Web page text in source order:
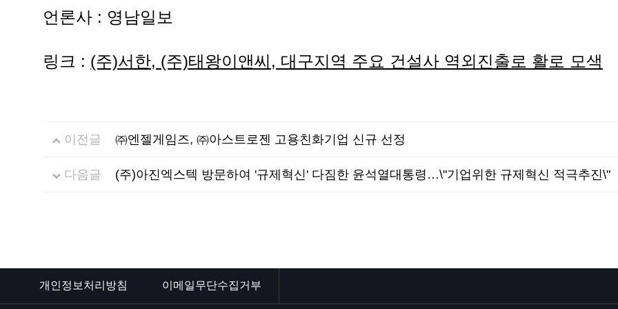
언론사 : 영남일보
링크 : (주)서한, (주)태왕이앤씨, 대구지역 주요 건설사 역외진출로 활로 모색
이전글 ㈜엔젤게임즈, ㈜아스트로젠 고용친화기업 신규 선정
다음글 (주)아진엑스텍 방문하여 '규제혁신' 다짐한 윤석열대통령…\"기업위한 규제혁신 적극추진\"
개인정보처리방침 이메일무단수집거부